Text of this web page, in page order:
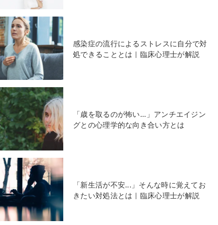
感染症の流行によるストレスに自分で対
処できることとは｜臨床心理士が解説
「歳を取るのが怖い...」アンチエイジン
グとの心理学的な向き合い方とは
「新生活が不安...」そんな時に覚えてお
きたい対処法とは｜臨床心理士が解説